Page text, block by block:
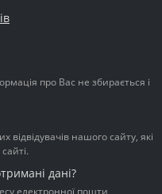
про Вас не збирається і
відвідувачів нашого сайту, які
дані?